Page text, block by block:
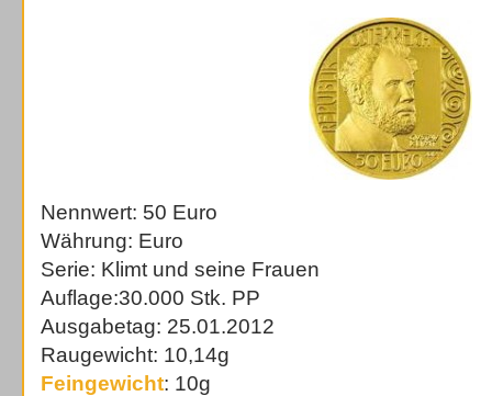
Nennwert: 50 Euro
Währung: Euro
Serie: Klimt und seine Frauen
Auflage:30.000 Stk. PP
Ausgabetag: 25.01.2012
Raugewicht: 10,14g
Feingewicht: 10g